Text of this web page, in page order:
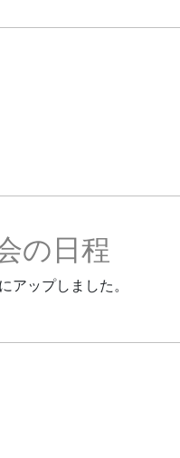
の日程
アップしました。